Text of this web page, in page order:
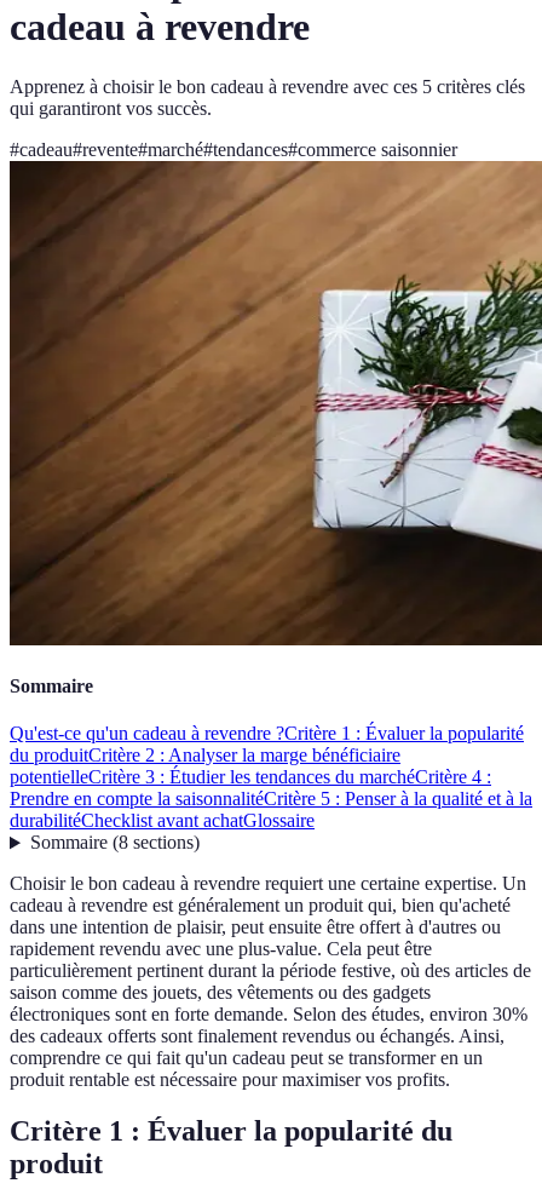
cadeau à revendre
Apprenez à choisir le bon cadeau à revendre avec ces 5 critères clés
qui garantiront vos succès.
#cadeau#revente#marché#tendances#commerce saisonnier
Sommaire
Qu'est-ce qu'un cadeau à revendre ?Critère 1 : Évaluer la popularité
du produitCritère 2 : Analyser la marge bénéficiaire
potentielleCritère 3 : Étudier les tendances du marchéCritère 4 :
Prendre en compte la saisonnalitéCritère 5 : Penser à la qualité et à la
durabilitéChecklist avant achatGlossaire
Sommaire(8 sections)
Choisir le bon cadeau à revendre requiert une certaine expertise. Un
cadeau à revendre est généralement un produit qui, bien qu'acheté
dans une intention de plaisir, peut ensuite être offert à d'autres ou
rapidement revendu avec une plus-value. Cela peut être
particulièrement pertinent durant la période festive, où des articles de
saison comme des jouets, des vêtements ou des gadgets
électroniques sont en forte demande. Selon des études, environ 30%
des cadeaux offerts sont finalement revendus ou échangés. Ainsi,
comprendre ce qui fait qu'un cadeau peut se transformer en un
produit rentable est nécessaire pour maximiser vos profits.
Critère 1 : Évaluer la popularité du
produit